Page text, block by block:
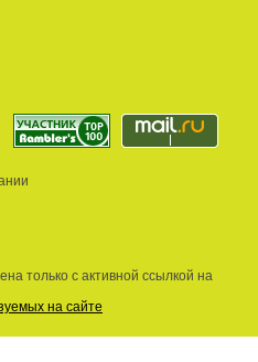
только с активной ссылкой на
на сайте